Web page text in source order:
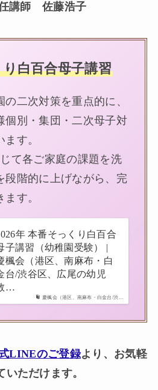
講師 佐藤浩子
白百合母子講習
二次対策を重点的に、
個別・集団・二次母子対
す。
て各ご家庭の課題を洗
段階的に上げながら、完
す。
慶楓会（港区、南麻布・白金台/渋…
年 本番そっくり白百合
子講習（幼稚園受験） |
楓会（港区、南麻布・白
台/渋谷区、広尾の幼児
…
LINEのご登録より、お気軽
いただけます。